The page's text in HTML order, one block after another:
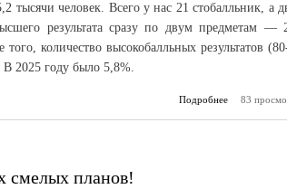
тысячи человек. Всего у нас 21 стобалльник, а
результата сразу по двум предметам —
количество высокобалльных результатов
В 2025 году было 5,8%.
Подробнее
о
83
смелых планов!